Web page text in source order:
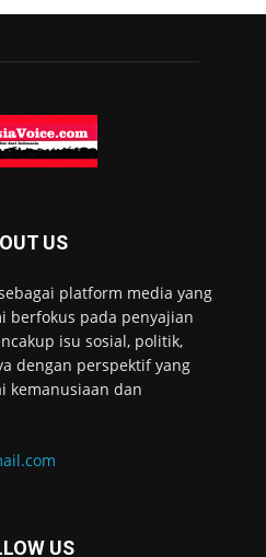
US
platform media yang
berfokus pada penyajian
isu sosial, politik,
dengan perspektif yang
kemanusiaan dan
US